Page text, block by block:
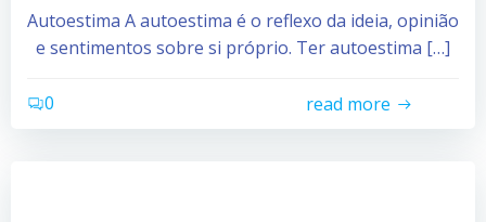
Autoestima A autoestima é o reflexo da ideia, opinião
e sentimentos sobre si próprio. Ter autoestima […]
0 read more